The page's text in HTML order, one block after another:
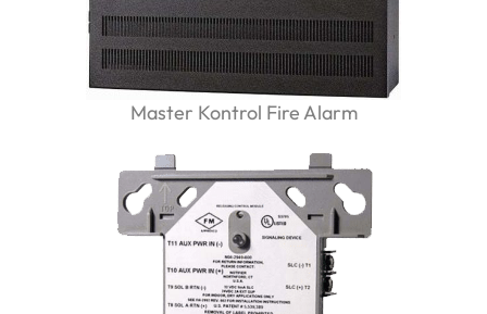
Master Kontrol Fire Alarm